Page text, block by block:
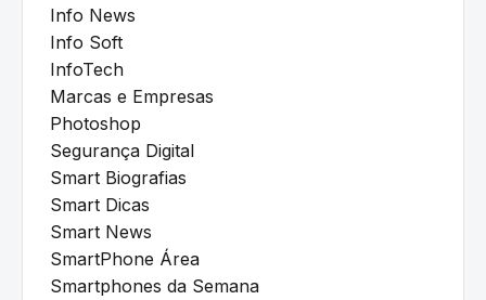
Info News
Info Soft
InfoTech
Marcas e Empresas
Photoshop
Segurança Digital
Smart Biografias
Smart Dicas
Smart News
SmartPhone Área
Smartphones da Semana